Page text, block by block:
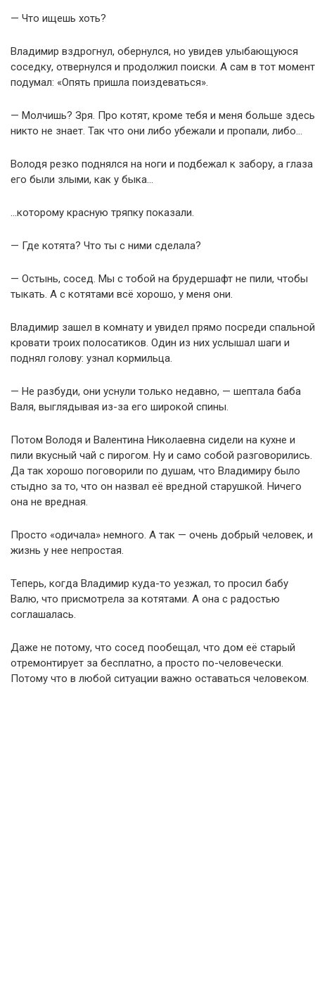
— Что ищешь хоть?
Владимир вздрогнул, обернулся, но увидев улыбающуюся
соседку, отвернулся и продолжил поиски. А сам в тот момент
подумал: «Опять пришла поиздеваться».
— Молчишь? Зря. Про котят, кроме тебя и меня больше здесь
никто не знает. Так что они либо убежали и пропали, либо…
Володя резко поднялся на ноги и подбежал к забору, а глаза
его были злыми, как у быка…
…которому красную тряпку показали.
— Где котята? Что ты с ними сделала?
— Остынь, сосед. Мы с тобой на брудершафт не пили, чтобы
тыкать. А с котятами всё хорошо, у меня они.
Владимир зашел в комнату и увидел прямо посреди спальной
кровати троих полосатиков. Один из них услышал шаги и
поднял голову: узнал кормильца.
— Не разбуди, они уснули только недавно, — шептала баба
Валя, выглядывая из-за его широкой спины.
Потом Володя и Валентина Николаевна сидели на кухне и
пили вкусный чай с пирогом. Ну и само собой разговорились.
Да так хорошо поговорили по душам, что Владимиру было
стыдно за то, что он назвал её вредной старушкой. Ничего
она не вредная.
Просто «одичала» немного. А так — очень добрый человек, и
жизнь у нее непростая.
Теперь, когда Владимир куда-то уезжал, то просил бабу
Валю, что присмотрела за котятами. А она с радостью
соглашалась.
Даже не потому, что сосед пообещал, что дом её старый
отремонтирует за бесплатно, а просто по-человечески.
Потому что в любой ситуации важно оставаться человеком.